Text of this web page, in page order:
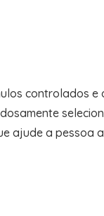
controlados
ajude a pessoa